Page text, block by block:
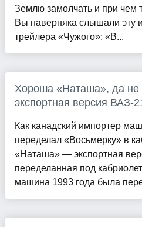
Землю замолчать и при чем
Вы наверняка слышали эту
трейлера «Чужого»: «В...
Хороша «Наташа», да
экспортная версия ВАЗ-
Как канадский импортер
переделал «Восьмерку» в
«Наташа» — экспортная
переделанная под
машина 1993 года была